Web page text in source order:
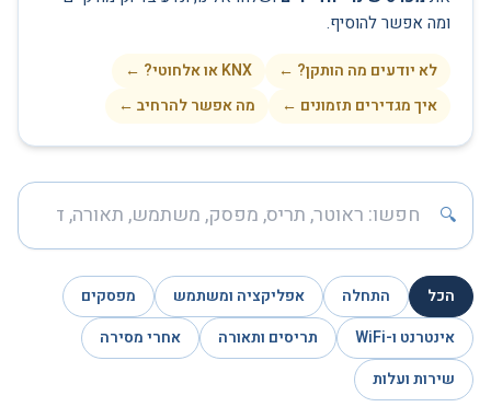
ומה אפשר להוסיף.
לא יודעים מה הותקן? ←
KNX או אלחוטי? ←
איך מגדירים תזמונים ←
מה אפשר להרחיב ←
חיפוש בנושאי התמיכה
🔍
הכל התחלה אפליקציה ומשתמש
מפסקים
אינטרנט ו-WiFi
תריסים ותאורה
אחרי מסירה
שירות ועלות